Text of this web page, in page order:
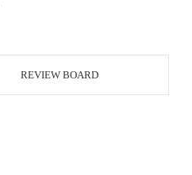
REVIEW BOARD